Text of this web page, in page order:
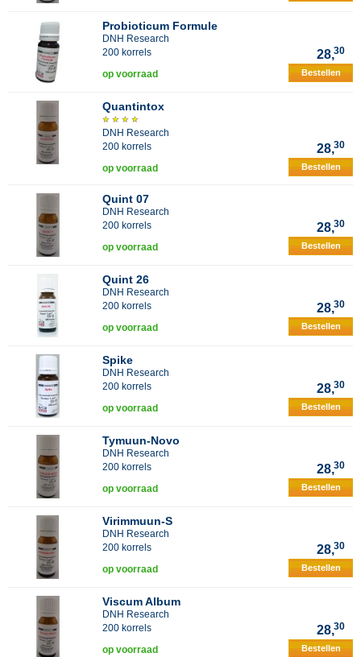
Probioticum Formule
DNH Research
200 korrels
28,30
op voorraad Bestellen
Quantintox
DNH Research
200 korrels
28,30
op voorraad Bestellen
Quint 07
DNH Research
200 korrels
28,30
op voorraad Bestellen
Quint 26
DNH Research
200 korrels
28,30
op voorraad Bestellen
Spike
DNH Research
200 korrels
28,30
op voorraad Bestellen
Tymuun-Novo
DNH Research
200 korrels
28,30
op voorraad Bestellen
Virimmuun-S
DNH Research
200 korrels
28,30
op voorraad Bestellen
Viscum Album
DNH Research
200 korrels
28,30
op voorraad Bestellen